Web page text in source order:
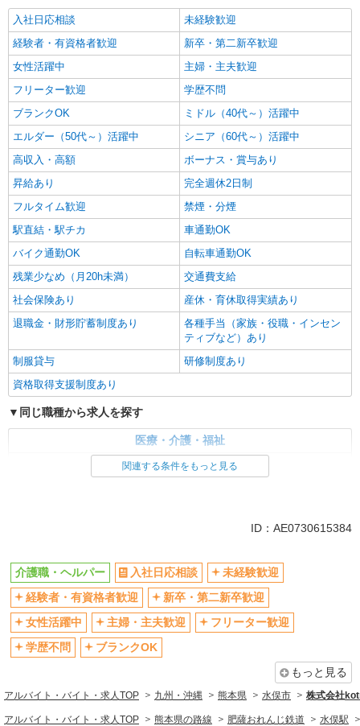
水俣市内
キープ 詳細を見る
入社日応相談
未経験歓迎
経験者・有資格者歓迎
新卒・第二新卒歓迎
女性活躍中
主婦・主夫歓迎
フリーター歓迎
学歴不問
ブランクOK
ミドル（40代～）活躍中
エルダー（50代～）活躍中
シニア（60代～）活躍中
高収入・高額
ボーナス・賞与あり
昇給あり
完全週休2日制
フルタイム歓迎
禁煙・分煙
駅直結・駅チカ
車通勤OK
バイク通勤OK
自転車通勤OK
残業少なめ（月20h未満）
交通費支給
社会保険あり
産休・育休取得実績あり
退職金・財形貯蓄制度あり
各種手当（家族・役職・インセン
ティブなど）あり
制服貸与
研修制度あり
資格取得支援制度あり
同じ職種から求人を探す
医療・介護・福祉
交通費支給
社会保険あり
産休・育休取得実績あり
関連する条件をもっと見る
ID：AE0730615384
介護職・ヘルパー 入社日応相談
未経験歓迎
経験者・有資格者歓迎
新卒・第二新卒歓迎
女性活躍中
主婦・主夫歓迎
フリーター歓迎
学歴不問
ブランクOK
もっと見る
アルバイト・バイト・求人TOP 九州・沖縄 熊本県 水俣市 株式会社
アルバイト・バイト・求人TOP 熊本県の路線 肥薩おれんじ鉄道 水俣駅